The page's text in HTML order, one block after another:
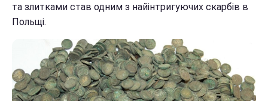
та злитками став одним з найінтригуючих скарбів в
Польщі.